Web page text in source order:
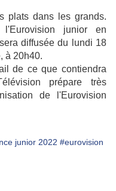
plats dans les grands.
junior en
diffusée du lundi 18
à 20h40.
de ce que contiendra
prépare très
de l'Eurovision
junior 2022 #eurovision